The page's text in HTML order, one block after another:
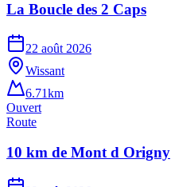
La Boucle des 2 Caps
22 août 2026
Wissant
6.71km
Ouvert
Route
10 km de Mont d Origny